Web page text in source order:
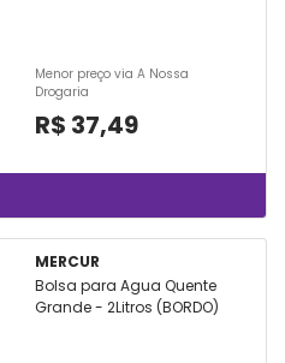
Menor preço via A Nossa
Drogaria
R$ 37,49
MERCUR
Bolsa para Agua Quente
Grande - 2Litros (BORDO)